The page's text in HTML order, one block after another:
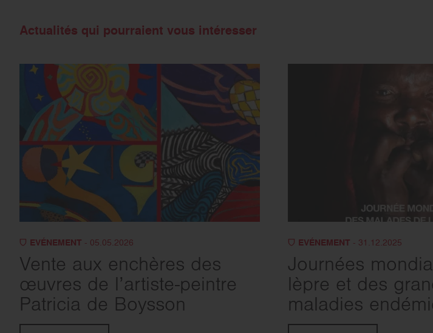
Actualités qui pourraient vous intéresser
EVÉNEMENT - 05.05.2026
Vente aux enchères des
œuvres de l’artiste-peintre
Patricia de Boysson
EVÉNEMENT - 31.12.2025
Journées
lèpre et des
maladies